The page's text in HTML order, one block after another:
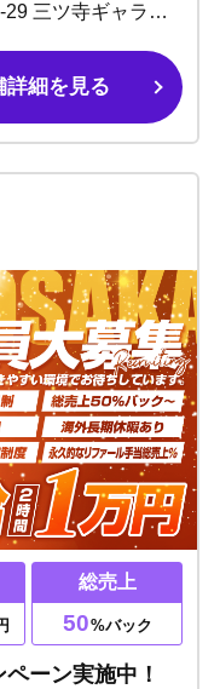
大阪市中央区宗右衛門町6-29 三ツ寺ギャラクシービル3号館B1F
詳細を見る
総売上
50%バック
ーン実施中！